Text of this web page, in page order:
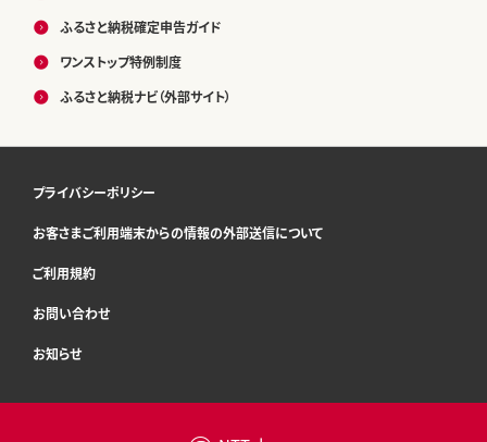
ふるさと納税確定申告ガイド
ワンストップ特例制度
ふるさと納税ナビ（外部サイト）
プライバシーポリシー
お客さまご利用端末からの情報の外部送信について
ご利用規約
お問い合わせ
お知らせ